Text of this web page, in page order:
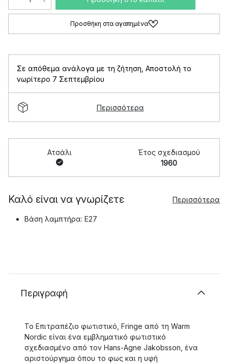
Προσθήκη στα αγαπημένα
Σε απόθεμα ανάλογα με τη ζήτηση Αποστολή το
νωρίτερο 7 Σεπτεμβρίου
Περισσότερα
Ατσάλι
Έτος σχεδιασμού
1960
Καλό είναι να γνωρίζετε Περισσότερα
Βάση λαμπτήρα: E27
Περιγραφή
Το Επιτραπέζιο φωτιστικό, Fringe από τη Warm
Nordic είναι ένα εμβληματικό φωτιστικό
σχεδιασμένο από τον Hans-Agne Jakobsson, ένα
αριστούργημα όπου το φως και η υφή